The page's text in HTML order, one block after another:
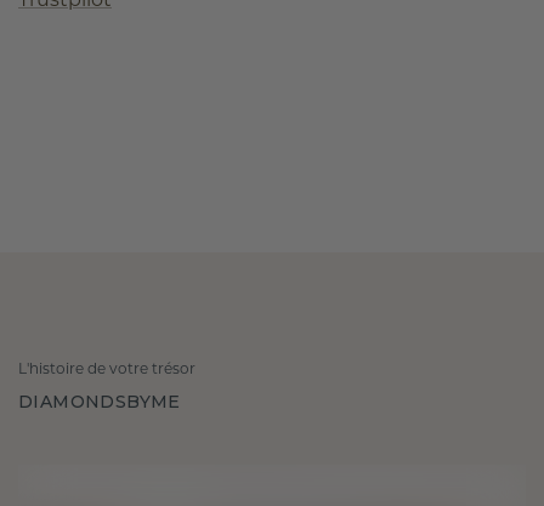
L'histoire de votre trésor
DIAMONDSBYME